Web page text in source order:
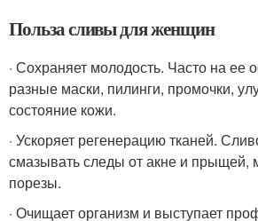
Польза сливы для женщин
· Сохраняет молодость. Часто на ее
разные маски, пилинги, промочки,
состояние кожи.
· Ускоряет регенерацию тканей.
смазывать следы от акне и прыщей,
порезы.
· Очищает организм и выступает